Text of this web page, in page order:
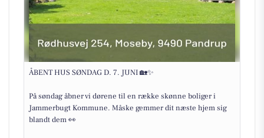
ÅBENT HUS SØNDAG D. 7. JUNI 🏡✨
På søndag åbner vi dørene til en række skønne boliger i
Jammerbugt Kommune. Måske gemmer dit næste hjem sig
blandt dem 👀